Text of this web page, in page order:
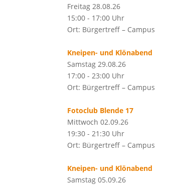
Freitag 28.08.26
15:00 - 17:00 Uhr
Ort: Bürgertreff – Campus
Kneipen- und Klönabend
Samstag 29.08.26
17:00 - 23:00 Uhr
Ort: Bürgertreff – Campus
Fotoclub Blende 17
Mittwoch 02.09.26
19:30 - 21:30 Uhr
Ort: Bürgertreff – Campus
Kneipen- und Klönabend
Samstag 05.09.26